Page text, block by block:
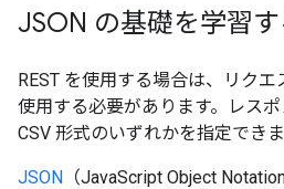
JSON の基礎を学習す
REST を使用する場合は、リク
使用する必要があります。レス
CSV 形式のいずれかを指定できま
JSON （JavaScript Object